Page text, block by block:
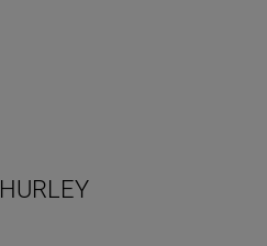
HURLEY